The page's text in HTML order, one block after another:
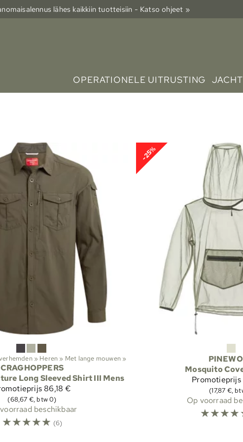
lähes kaikkiin tuotteisiin - Katso ohjeet »
OPERATIONELE UITRUSTING JACHT
‪» Heren ‪» Met lange mouwen ‪»
CRAGHOPPERS
Long Sleeved Shirt III Mens
86,18 €
(68,67 €, btw 0)
beschikbaar
☆☆☆☆☆ (6)
-25%
Mosquito
Promotieprijs
(17,87 €,
Op voorraad
☆☆☆☆